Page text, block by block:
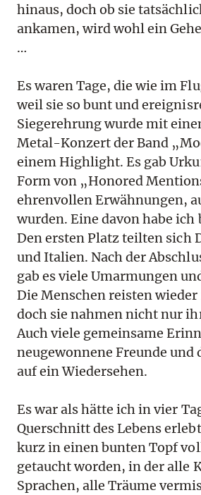
hinaus, doch ob sie
ankamen, wird wohl ein
…
Es waren Tage, die wie im
weil sie so bunt und
Siegerehrung wurde mit
Metal-Konzert der Band
einem Highlight. Es gab
Form von „Honored
ehrenvollen Erwähnungen,
wurden. Eine davon habe ich
Den ersten Platz teilten sich
und Italien. Nach der
gab es viele Umarmungen
Die Menschen reisten
doch sie nahmen nicht nur
Auch viele gemeinsame
neugewonnene Freunde und
auf ein Wiedersehen.
Es war als hätte ich in vier
Querschnitt des Lebens
kurz in einen bunten Topf
getaucht worden, in der alle
Sprachen, alle Träume